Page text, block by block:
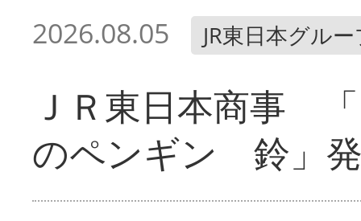
2026.08.05 JR東日本グル
ＪＲ東日本商事
のペンギン 鈴」